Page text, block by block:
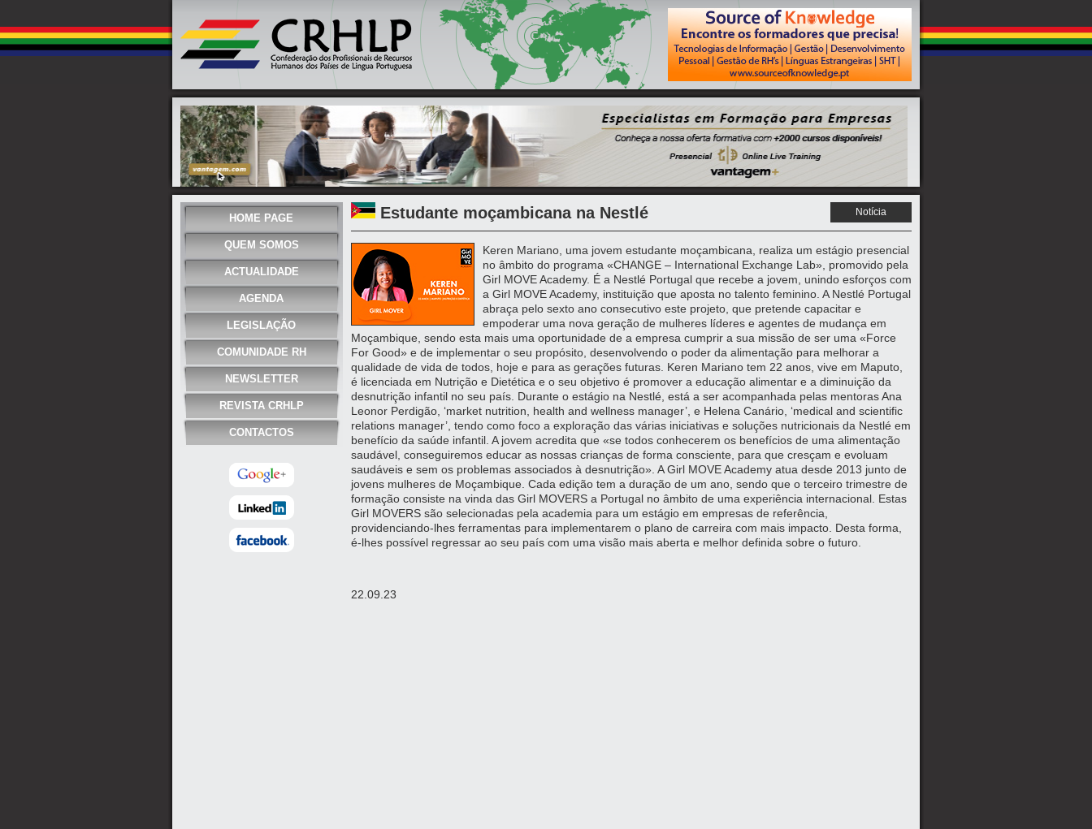
HOME PAGE
QUEM SOMOS
ACTUALIDADE
AGENDA
LEGISLAÇÃO
COMUNIDADE RH
NEWSLETTER
REVISTA CRHLP
CONTACTOS
Estudante moçambicana na Nestlé Notícia
Keren Mariano, uma jovem estudante moçambicana, realiza um estágio presencial
no âmbito do programa «CHANGE – International Exchange Lab», promovido pela
Girl MOVE Academy. É a Nestlé Portugal que recebe a jovem, unindo esforços com
a Girl MOVE Academy, instituição que aposta no talento feminino. A Nestlé Portugal
abraça pelo sexto ano consecutivo este projeto, que pretende capacitar e
empoderar uma nova geração de mulheres líderes e agentes de mudança em
Moçambique, sendo esta mais uma oportunidade de a empresa cumprir a sua missão de ser uma «Force
For Good» e de implementar o seu propósito, desenvolvendo o poder da alimentação para melhorar a
qualidade de vida de todos, hoje e para as gerações futuras. Keren Mariano tem 22 anos, vive em Maputo,
é licenciada em Nutrição e Dietética e o seu objetivo é promover a educação alimentar e a diminuição da
desnutrição infantil no seu país. Durante o estágio na Nestlé, está a ser acompanhada pelas mentoras Ana
Leonor Perdigão, ‘market nutrition, health and wellness manager’, e Helena Canário, ‘medical and scientific
relations manager’, tendo como foco a exploração das várias iniciativas e soluções nutricionais da Nestlé em
benefício da saúde infantil. A jovem acredita que «se todos conhecerem os benefícios de uma alimentação
saudável, conseguiremos educar as nossas crianças de forma consciente, para que cresçam e evoluam
saudáveis e sem os problemas associados à desnutrição». A Girl MOVE Academy atua desde 2013 junto de
jovens mulheres de Moçambique. Cada edição tem a duração de um ano, sendo que o terceiro trimestre de
formação consiste na vinda das Girl MOVERS a Portugal no âmbito de uma experiência internacional. Estas
Girl MOVERS são selecionadas pela academia para um estágio em empresas de referência,
providenciando-lhes ferramentas para implementarem o plano de carreira com mais impacto. Desta forma,
é-lhes possível regressar ao seu país com uma visão mais aberta e melhor definida sobre o futuro.
22.09.23